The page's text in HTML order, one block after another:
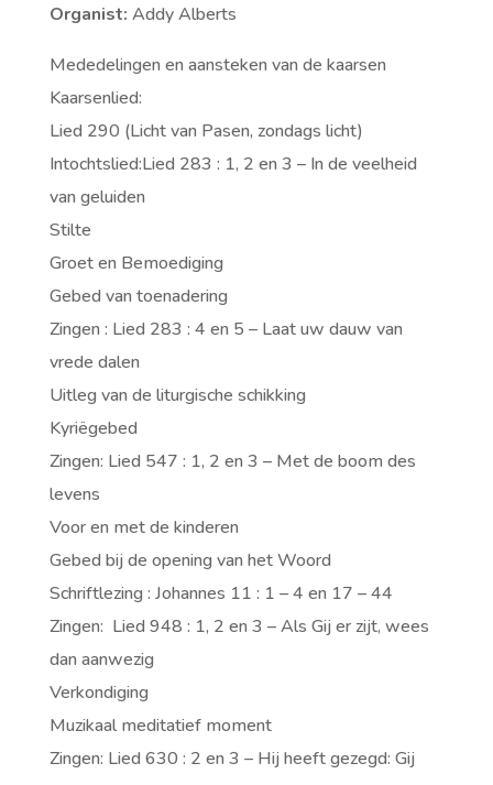
Organist: Addy Alberts
Mededelingen en aansteken van de kaarsen
Kaarsenlied:
Lied 290 (Licht van Pasen, zondags licht)
Intochtslied:Lied 283 : 1, 2 en 3 – In de veelheid
van geluiden
Stilte
Groet en Bemoediging
Gebed van toenadering
Zingen : Lied 283 : 4 en 5 – Laat uw dauw van
vrede dalen
Uitleg van de liturgische schikking
Kyriëgebed
Zingen: Lied 547 : 1, 2 en 3 – Met de boom des
levens
Voor en met de kinderen
Gebed bij de opening van het Woord
Schriftlezing : Johannes 11 : 1 – 4 en 17 – 44
Zingen: Lied 948 : 1, 2 en 3 – Als Gij er zijt, wees
dan aanwezig
Verkondiging
Muzikaal meditatief moment
Zingen: Lied 630 : 2 en 3 – Hij heeft gezegd: Gij